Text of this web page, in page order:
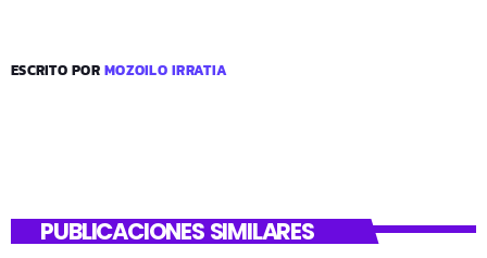
ESCRITO PORMOZOILO IRRATIA
PUBLICACIONES SIMILARES